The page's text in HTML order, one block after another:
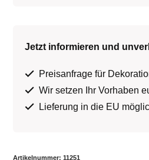
Jetzt informieren und
Preisanfrage für
Wir setzen Ihr Vorhaben
Lieferung in die EU
Artikelnummer: 11251